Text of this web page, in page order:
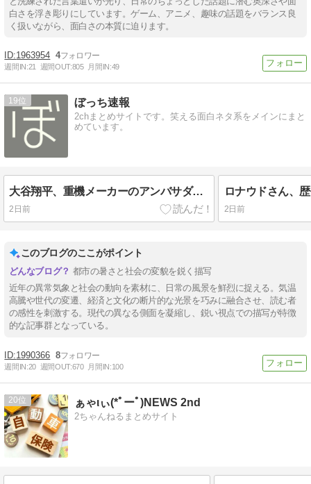
白さを浮き彫りにしています。ゲーム、アニメ、趣味の話題をバランス良
く扱いながら、面白さの本質に迫ります。
1963954 4
週間IN:21 週間OUT:805 月間IN:49
19 ぼっち速報
2chまとめサイトです。笑える面白ネタ系をメインにまと
めています。
大谷翔平、重機メーカーのアンバサダーに就任
2日前 2日前
このブログのここがポイント
都市の暑さと社会の変貌を鋭く描写
近年の異常気象と社会の動向を素材に、日常の風景を鮮烈に捉える。気温
高騰や世代の変遷、経済と文化の断片的な光景を巧みに融合させ、読む者
の感性を刺激する。現代の異なる側面を凝縮し、鋭い視点での描写が特徴
的な記事群となっている。
1990366 8
週間IN:20 週間OUT:670 月間IN:100
20 ぁゃιぃ(*ﾟーﾟ)NEWS 2nd
2ちゃんねるまとめサイト